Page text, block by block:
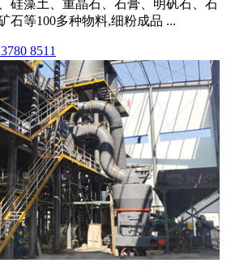
硅藻土、重晶石、石膏、明矾石、石
石等100多种物料,细粉成品 ...
8511